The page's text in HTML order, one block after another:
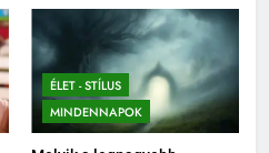
ÉLET - STÍLUS
MINDENNAPOK